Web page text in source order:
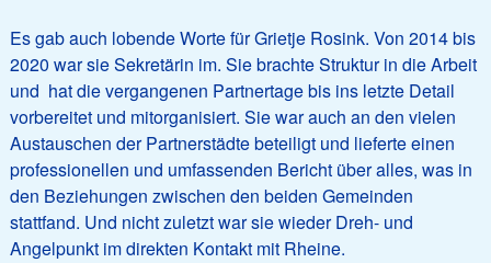
Es gab auch lobende Worte für Grietje Rosink. Von 2014 bis
2020 war sie Sekretärin im. Sie brachte Struktur in die Arbeit
und hat die vergangenen Partnertage bis ins letzte Detail
vorbereitet und mitorganisiert. Sie war auch an den vielen
Austauschen der Partnerstädte beteiligt und lieferte einen
professionellen und umfassenden Bericht über alles, was in
den Beziehungen zwischen den beiden Gemeinden
stattfand. Und nicht zuletzt war sie wieder Dreh- und
Angelpunkt im direkten Kontakt mit Rheine.